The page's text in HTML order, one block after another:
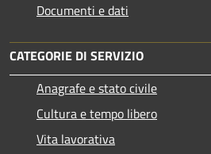
Documenti e dati
CATEGORIE DI SERVIZIO
Anagrafe e stato civile
Cultura e tempo libero
Vita lavorativa